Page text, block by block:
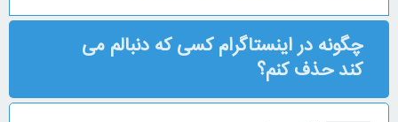
چگونه در اینستاگرام کسی که دنبالم می
کند حذف کنم؟